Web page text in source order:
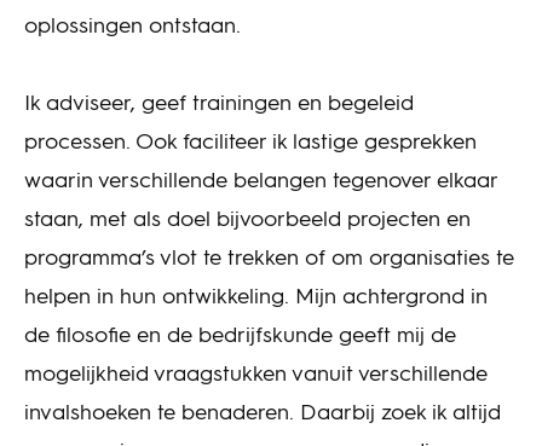
oplossingen ontstaan.
Ik adviseer, geef trainingen en begeleid
processen. Ook faciliteer ik lastige gesprekken
waarin verschillende belangen tegenover elkaar
staan, met als doel bijvoorbeeld projecten en
programma’s vlot te trekken of om organisaties te
helpen in hun ontwikkeling. Mijn achtergrond in
de filosofie en de bedrijfskunde geeft mij de
mogelijkheid vraagstukken vanuit verschillende
invalshoeken te benaderen. Daarbij zoek ik altijd